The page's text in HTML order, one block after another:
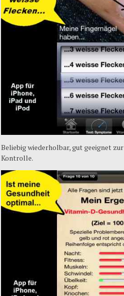
Beliebigwiederholbar, gutgeeignet zur
Kontrolle.